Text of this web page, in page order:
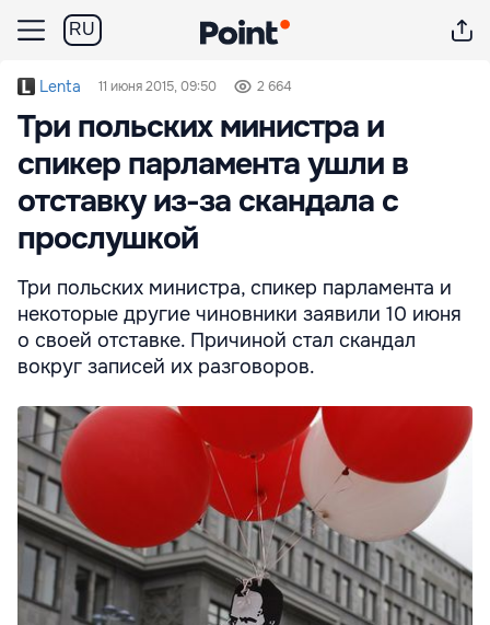
RU
Lenta 11 июня 2015, 09:50 2 664
Три польских министра и
спикер парламента ушли в
отставку из-за скандала с
прослушкой
Три польских министра, спикер парламента и
некоторые другие чиновники заявили 10 июня
о своей отставке. Причиной стал скандал
вокруг записей их разговоров.